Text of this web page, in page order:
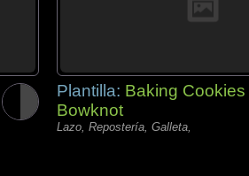
Plantilla: Baking Cookies
Bowknot
Lazo, Repostería, Galleta,